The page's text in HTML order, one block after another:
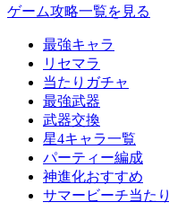
ゲーム攻略一覧を見る
最強キャラ
リセマラ
当たりガチャ
最強武器
武器交換
星4キャラ一覧
パーティー編成
神進化おすすめ
サマービーチ当たり